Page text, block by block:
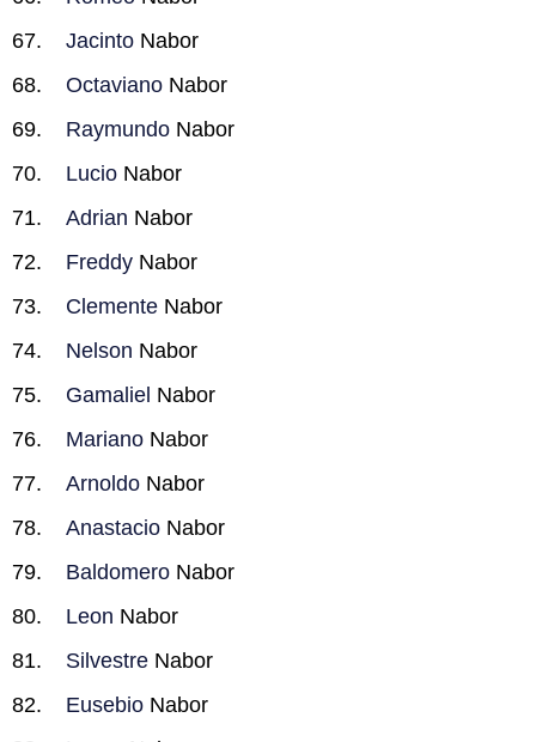
Jacinto Nabor
Octaviano Nabor
Raymundo Nabor
Lucio Nabor
Adrian Nabor
Freddy Nabor
Clemente Nabor
Nelson Nabor
Gamaliel Nabor
Mariano Nabor
Arnoldo Nabor
Anastacio Nabor
Baldomero Nabor
Leon Nabor
Silvestre Nabor
Eusebio Nabor